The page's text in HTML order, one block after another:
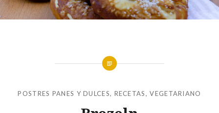
POSTRES PANES Y DULCES, RECETAS,VEGETARIANO